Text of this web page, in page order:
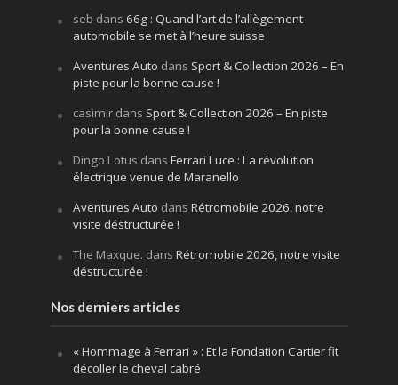
seb dans 66g : Quand l’art de l’allègement
automobile se met à l’heure suisse
Aventures Auto dans Sport & Collection 2026 – En
piste pour la bonne cause !
casimirdans Sport & Collection 2026 – En piste
pour la bonne cause !
Dingo Lotus dans Ferrari Luce : La révolution
électrique venue de Maranello
Aventures Auto dans Rétromobile 2026, notre
visite déstructurée !
The Maxque. dans Rétromobile 2026, notre visite
déstructurée !
Nos derniers articles
« Hommage à Ferrari » : Et la Fondation Cartier fit
décoller le cheval cabré